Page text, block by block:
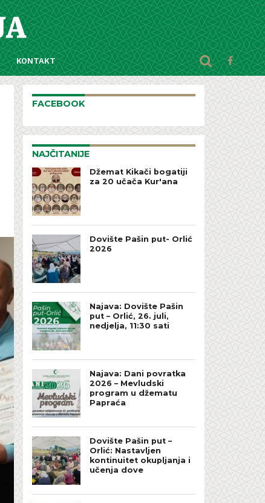
KONTAKT
FACEBOOK
NAJČITANIJE
Džemat Kikači bogatiji
za 20 učača Kur'ana
Dovište Pašin put- Orlić
2026
Najava: Dovište Pašin
put – Orlić, 26. juli,
nedjelja, 11:30 sati
Najava: Dani povratka
2026 – Mevludski
program u džematu
Papraća
Dovište Pašin put –
Orlić: Nastavljen
kontinuitet okupljanja i
učenja dove